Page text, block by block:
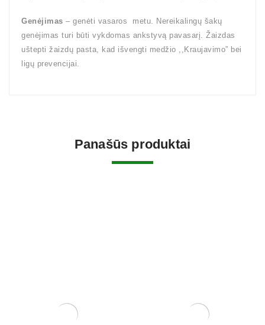
Genėjimas – genėti vasaros metu. Nereikalingų šakų
genėjimas turi būti vykdomas ankstyvą pavasarį. Žaizdas
uštepti žaizdų pasta, kad išvengti medžio ,,Kraujavimo” bei
ligų prevencijai.
Panašūs produktai